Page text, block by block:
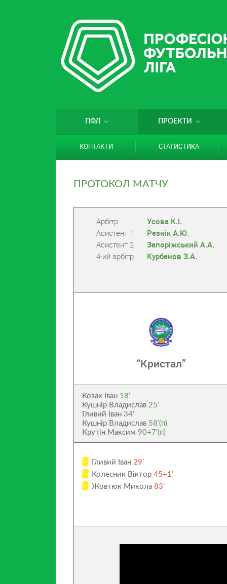
ПФЛ ПРОЕКТИ
КОНТАКТИ СТАТИСТИКА
ПРОТОКОЛ МАТЧУ
Арбітр
Усова К.І.
Асистент 1
Резнік А.Ю.
Асистент 2
Запоріжський А.А.
4-ий арбітр
Курбанов З.А.
“Кристал”
Козак Іван 18’
Кушнір Владислав25’
Гливий Іван34’
Кушнір Владислав 58’(п)
Крутін Максим90+7’(п)
Гливий Іван 29’
Колесник Віктор 45+1’
Жовтюк Микола 83’